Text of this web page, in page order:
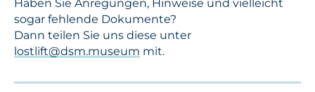
Haben Sie Anregungen, Hinweise und vielleicht
sogar fehlende Dokumente?
Dann teilen Sie uns diese unter
lostlift@dsm.museum mit.